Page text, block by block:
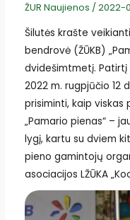
ŽUR Naujienos / 2022-
Šilutės krašte
bendrovė (ŽŪKB)
dvidešimtmetį.
2022 m. rugpjūčio 12
prisiminti, kaip viskas
„Pamario pienas“ –
lygį, kartu su dviem
pieno gamintojų
asociacijos LŽŪKA